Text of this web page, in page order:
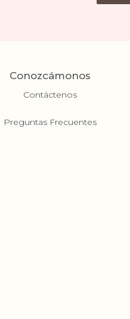
Conozcámonos
Contáctenos
Preguntas Frecuentes